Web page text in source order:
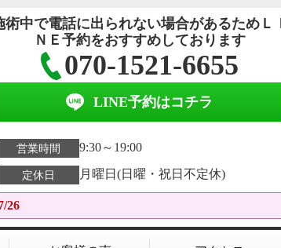
術中で電話に出られない場合があるためＬＩ
ＮＥ予約をおすすめしております
070-1521-6655
LINE予約はコチラ
営業時間 9:30～19:00
定休日 月曜日(日曜・祝日不定休)
26